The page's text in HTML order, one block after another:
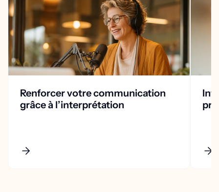
Renforcer votre communication
grâce à l’interprétation